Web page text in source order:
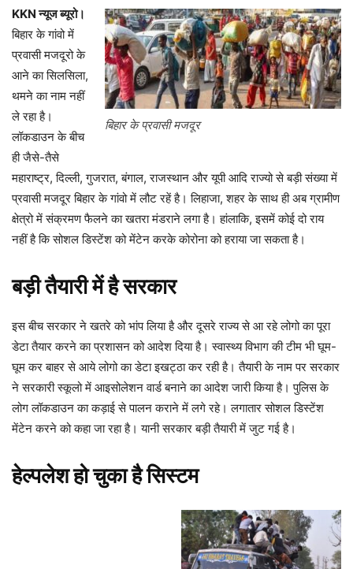
बिहार के प्रवासी मजदूर
KKN न्यूज ब्यूरो।
बिहार के गांवो में
प्रवासी मजदूरो के
आने का सिलसिला,
थमने का नाम नहीं
ले रहा है।
लॉकडाउन के बीच
ही जैसे-तैसे
महाराष्ट्र, दिल्ली, गुजरात, बंगाल, राजस्थान और यूपी आदि राज्यो से बड़ी संख्या में
प्रवासी मजदूर बिहार के गांवो में लौट रहें है। लिहाजा, शहर के साथ ही अब ग्रामीण
क्षेत्रो में संक्रमण फैलने का खतरा मंडराने लगा है। हांलाकि, इसमें कोई दो राय
नहीं है कि सोशल डिस्टेंश को मेंटेन करके कोरोना को हराया जा सकता है।
बड़ी तैयारी में है सरकार
इस बीच सरकार ने खतरे को भांप लिया है और दूसरे राज्य से आ रहे लोगो का पूरा
डेटा तैयार करने का प्रशासन को आदेश दिया है। स्वास्थ्य विभाग की टीम भी घूम-
घूम कर बाहर से आये लोगो का डेटा इखट्ठा कर रही है। तैयारी के नाम पर सरकार
ने सरकारी स्कूलो में आइसोलेशन वार्ड बनाने का आदेश जारी किया है। पुलिस के
लोग लॉकडाउन का कड़ाई से पालन कराने में लगे रहे। लगातार सोशल डिस्टेंश
मेंटेन करने को कहा जा रहा है। यानी सरकार बड़ी तैयारी में जुट गई है।
हेल्पलेश हो चुका है सिस्टम